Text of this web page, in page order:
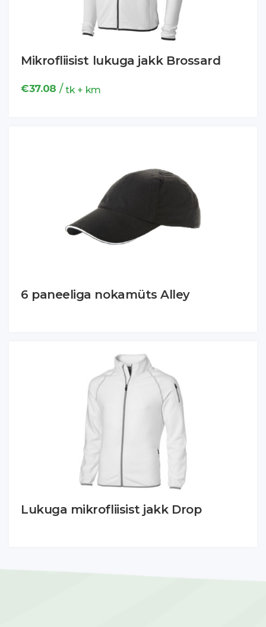
Mikrofliisist lukuga jakk Brossard
€37.08 / tk + km
6 paneeliga nokamüts Alley
Lukuga mikrofliisist jakk Drop